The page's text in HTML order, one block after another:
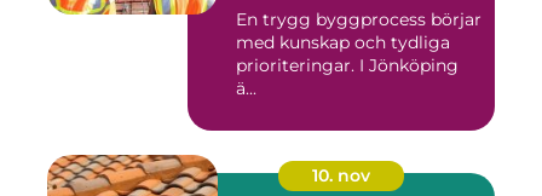
En trygg byggprocess börjar
med kunskap och tydliga
prioriteringar. I Jönköping
ä...
10. nov